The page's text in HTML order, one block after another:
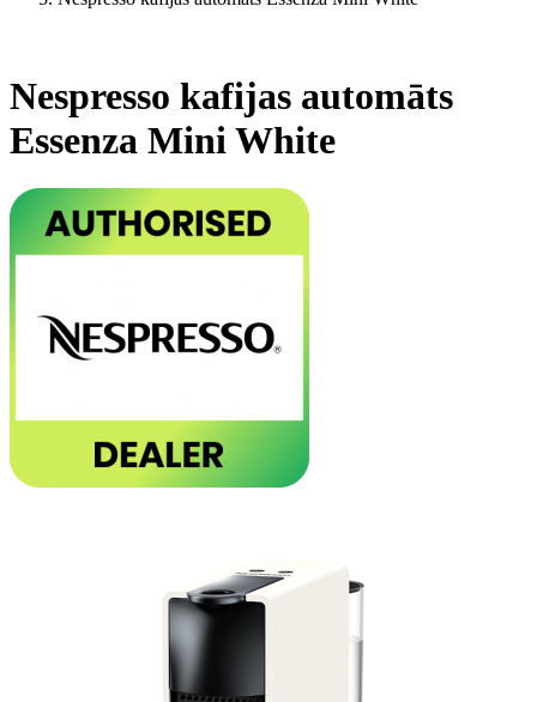
Nespresso kafijas automāts
Essenza Mini White